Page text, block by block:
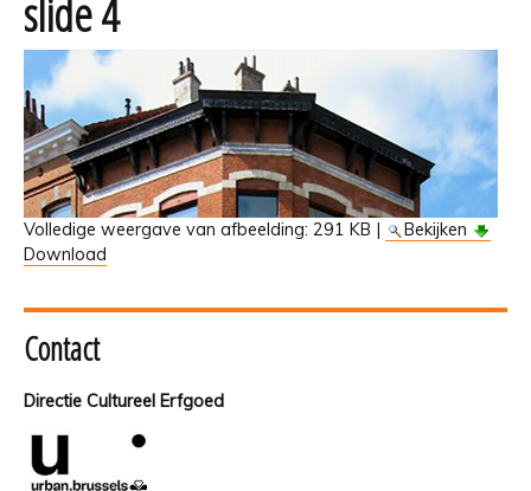
slide 4
Volledige weergave van afbeelding: 291 KB |
Bekijken
Download
Contact
Directie Cultureel Erfgoed